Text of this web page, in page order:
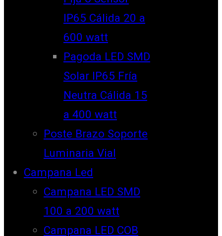
IP65 Cálida 20 a
600 watt
Pagoda LED SMD
Solar IP65 Fría
Neutra Cálida 15
a 400 watt
Poste Brazo Soporte
Luminaria Vial
Campana Led
Campana LED SMD
100 a 200 watt
Campana LED COB